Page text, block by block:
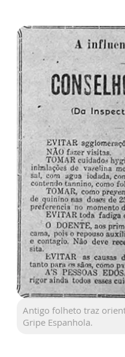
Antigo folheto traz
Gripe Espanhola.